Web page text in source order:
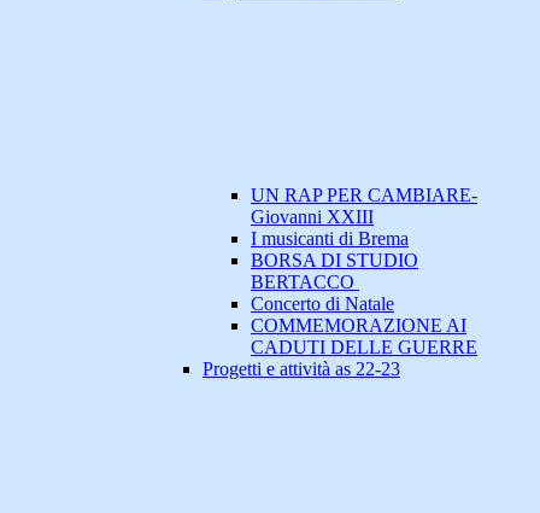
UN RAP PER CAMBIARE-
Giovanni XXIII
I musicanti di Brema
BORSA DI STUDIO
BERTACCO
Concerto di Natale
COMMEMORAZIONE AI
CADUTI DELLE GUERRE
Progetti e attività as 22-23